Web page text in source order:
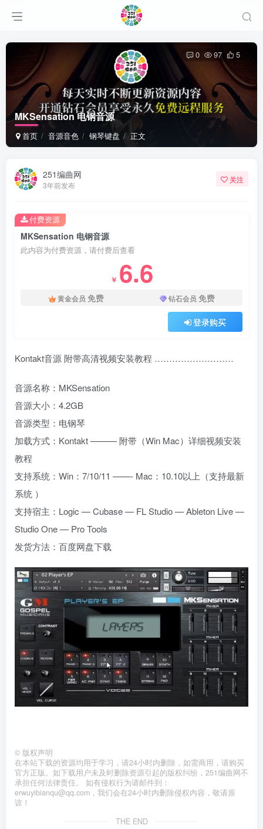
MKSensation 电钢音源
首页 音源音色 钢琴键盘 正文
0 97 5
251编曲网
3年前发布
关注
MKSensation 电钢音源
此内容为付费资源，请付费后查看
￥ 6.6
黄金会员 免费 钻石会员 免费
登录购买
付费资源
Kontakt音源 附带高清视频安装教程 ………………………
音源名称：MKSensation
音源大小：4.2GB
音源类型：电钢琴
加载方式：Kontakt ——— 附带（Win Mac）详细视频安装
教程
支持系统：Win：7/10/11 ——- Mac：10.10以上（支持最新
系统 ）
支持宿主：Logic — Cubase — FL Studio — Ableton Live —
Studio One — Pro Tools
发货方法：百度网盘下载
© 版权声明
在本站下载的资源均用于学习，请24小时内删除，如需商用，请购买
官方正版。如下载用户未及时删除资源引起的版权纠纷，251编曲网不
承担任何法律责任。 如有侵权行为请邮件到：
erwuyibianqu@qq.com，我们会在24小时内删除侵权内容，敬请原
谅！
THE END